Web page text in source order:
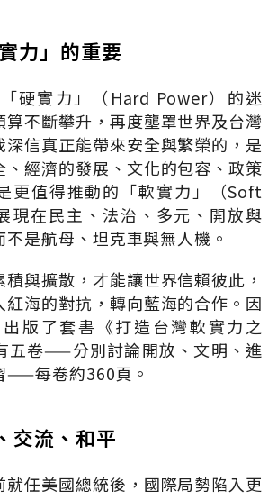
力」的重要
硬實力」（Hard Power）的迷
算不斷攀升，再度壟罩世界及台灣
深信真正能帶來安全與繁榮的，是
、經濟的發展、文化的包容、政策
更值得推動的「軟實力」（Soft
現在民主、法治、多元、開放與
是航母、坦克車與無人機。
與擴散，才能讓世界信賴彼此，
紅海的對抗，轉向藍海的合作。因
版了套書《打造台灣軟實力之
五卷——分別討論開放、文明、進
——每卷約360頁。
交流、和平
就任美國總統後，國際局勢陷入更